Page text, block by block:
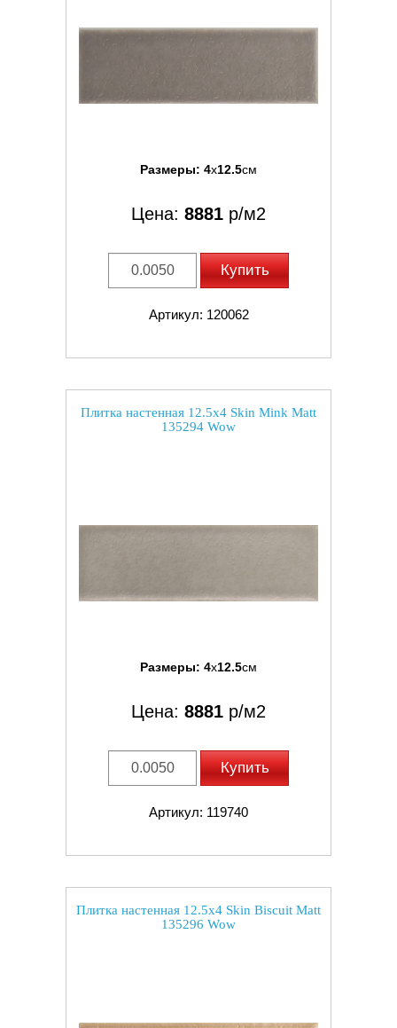
Размеры: 4x12.5см
Цена: 8881 р/м2
Купить
Артикул: 120062
Плитка настенная 12.5x4 Skin Mink Matt
135294 Wow
Размеры: 4x12.5см
Цена: 8881 р/м2
Купить
Артикул: 119740
Плитка настенная 12.5x4 Skin Biscuit Matt
135296 Wow